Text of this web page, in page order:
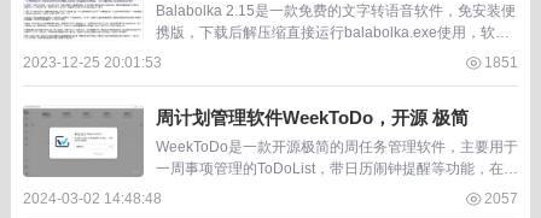
Balabolka 2.15是一款免费的文字转语音软件，免安装便
携版，下载后解压缩直接运行balabolka.exe使用，软件
主本为TTS文字转语 音 ，可离线使用 无需要联网。 Bala
2023-12-25 20:01:53 1851
周计划管理软件WeekToDo，开源 极简
WeekToDo是一款开源极简的周任务管理软件，主要用于
一周事项管理的ToDoList，带日历闹钟提醒等功能，在gi
thub上目前已获1.2k star。每个人其实都在进行着不同程
2024-03-02 14:48:48 2057